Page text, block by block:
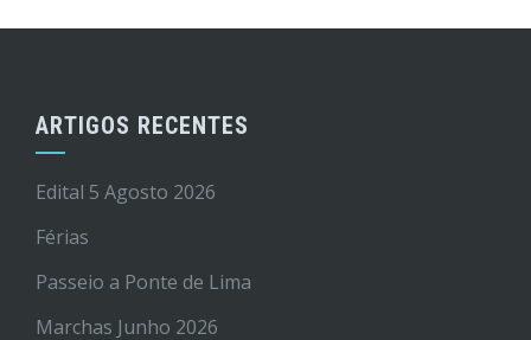
ARTIGOS RECENTES
Edital 5 Agosto 2026
Férias
Passeio a Ponte de Lima
Marchas Junho 2026